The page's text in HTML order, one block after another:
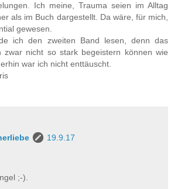
Ich meine, Trauma seien im Alltag
als im Buch dargestellt. Da wäre, für mich,
gewesen.
ich den zweiten Band lesen, denn das
zwar nicht so stark begeistern können wie
war ich nicht enttäuscht.
19.9.17
;-).